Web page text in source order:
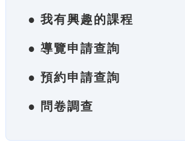
● 我有興趣的課程
● 導覽申請查詢
● 預約申請查詢
● 問卷調查